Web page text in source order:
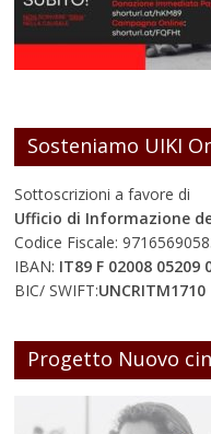
Sosteniamo UIKI
Sottoscrizioni a favore di
Ufficio di Informazione
Codice Fiscale:
IBAN: IT89 F 02008 05209
BIC/ SWIFT:UNCRITM1710
Progetto Nuovo